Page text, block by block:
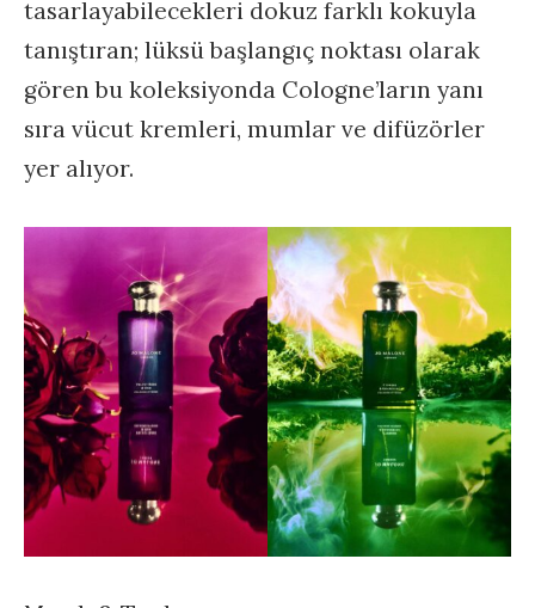
tasarlayabilecekleri dokuz farklı kokuyla
tanıştıran; lüksü başlangıç noktası olarak
gören bu koleksiyonda Cologne’ların yanı
sıra vücut kremleri, mumlar ve difüzörler
yer alıyor.